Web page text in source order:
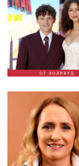
ОТ ХОЛИВУД